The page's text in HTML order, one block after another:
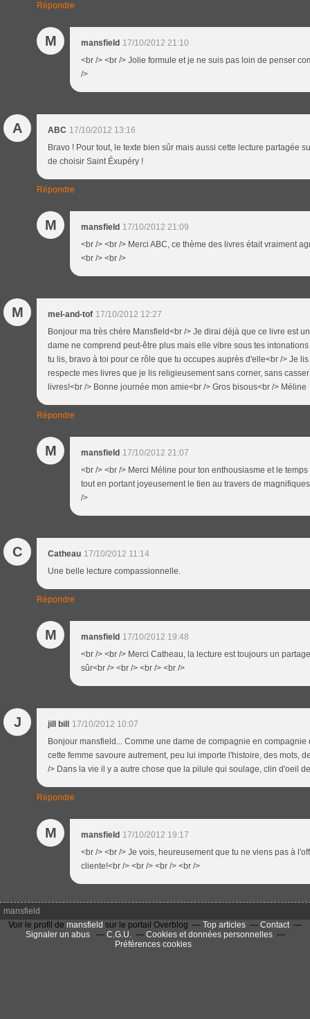
Répondre
M mansfield 17/10/2012 21:10
<br /> <br /> Jolie formule et je ne suis pas loin de penser
/>
A ABC 17/10/2012 13:16
Bravo ! Pour tout, le texte bien sûr mais aussi cette lecture partagée
de choisir Saint Éxupéry !
Répondre
M mansfield 17/10/2012 21:09
<br /> <br /> Merci ABC, ce thème des livres était vraiment
<br /> <br />
M mel-and-tof 17/10/2012 12:27
Bonjour ma très chère Mansfield<br /> Je dirai déjà que ce livre est
dame ne comprend peut-être plus mais elle vibre sous tes
tu lis, bravo à toi pour ce rôle que tu occupes auprès d'elle<br /> Je
respecte mes livres que je lis religieusement sans corner, sans
livres!<br /> Bonne journée mon amie<br /> Gros bisous<br /> Méline
Répondre
M mansfield 17/10/2012 21:07
<br /> <br /> Merci Méline pour ton enthousiasme et le
tout en portant joyeusement le tien au travers de
/>
C Catheau 17/10/2012 11:14
Une belle lecture compassionnelle.
Répondre
M mansfield 17/10/2012 19:48
<br /> <br /> Merci Catheau, la lecture est toujours un
sûr<br /> <br /> <br /> <br />
J jill bill
17/10/2012 10:07
Bonjour mansfield... Comme une dame de compagnie en
cette femme savoure autrement, peu lui importe l'histoire, des mots,
/> Dans la vie il y a autre chose que la pilule qui soulage, clin d'oeil
Répondre
M mansfield 17/10/2012 19:17
<br /> <br /> Je vois, heureusement que tu ne viens pas à
cliente!<br /> <br /> <br /> <br />
mansfield
Voir le profil de mansfield sur le portail Overblog Top articles
Contact
Signaler un abus
C.G.U.
Cookies et données personnelles
Préférences cookies